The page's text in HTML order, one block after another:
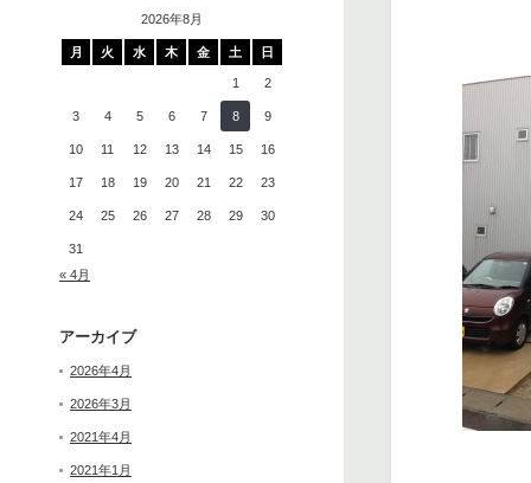
2026年8月
月 火 水 木 金 土 日
1 2
3 4 5 6 7 8 9
10 11 12 13 14 15 16
17 18 19 20 21 22 23
24 25 26 27 28 29 30
31
« 4月
アーカイブ
2026年4月
2026年3月
2021年4月
2021年1月